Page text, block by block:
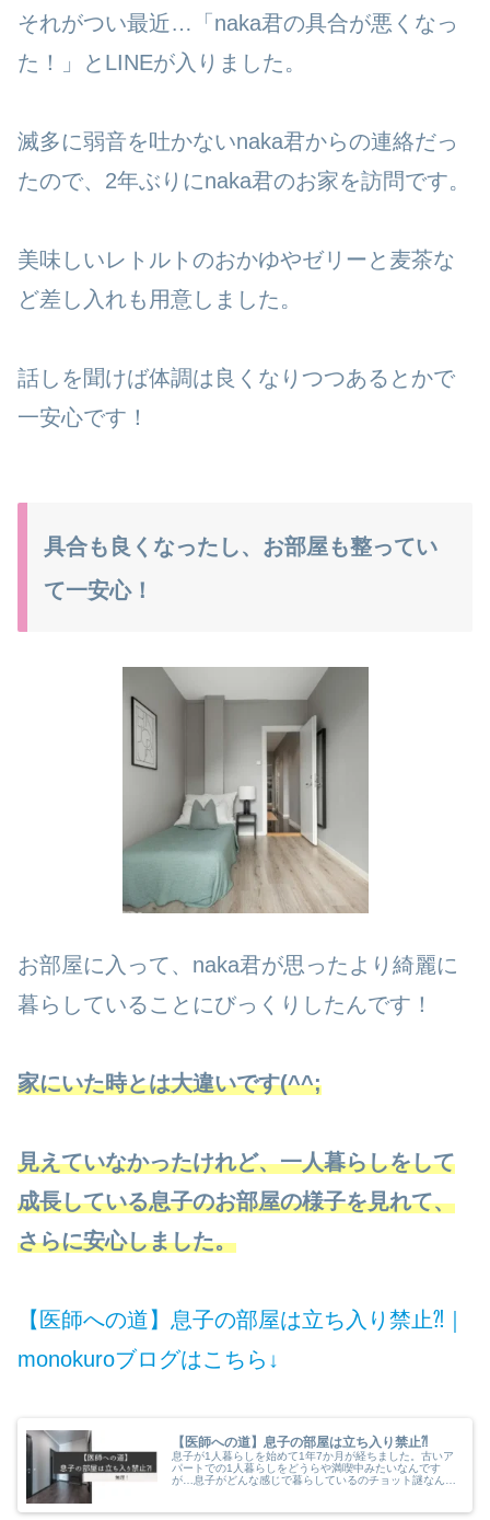
それがつい最近…「naka君の具合が悪くなっ
た！」とLINEが入りました。
滅多に弱音を吐かないnaka君からの連絡だっ
たので、2年ぶりにnaka君のお家を訪問です。
美味しいレトルトのおかゆやゼリーと麦茶な
ど差し入れも用意しました。
話しを聞けば体調は良くなりつつあるとかで
一安心です！
具合も良くなったし、お部屋も整ってい
て一安心！
お部屋に入って、naka君が思ったより綺麗に
暮らしていることにびっくりしたんです！
家にいた時とは大違いです(^^;
見えていなかったけれど、一人暮らしをして
成長している息子のお部屋の様子を見れて、
さらに安心しました。
【医師への道】息子の部屋は立ち入り禁止⁈｜
monokuroブログはこちら↓
【医師への道】息子の部屋は立ち入り禁止⁈
息子が1人暮らしを始めて1年7か月が経ちました。古いア
パートでの1人暮らしをどうらや満喫中みたいなんです
が…息子がどんな感じで暮らしているのチョット謎なんで